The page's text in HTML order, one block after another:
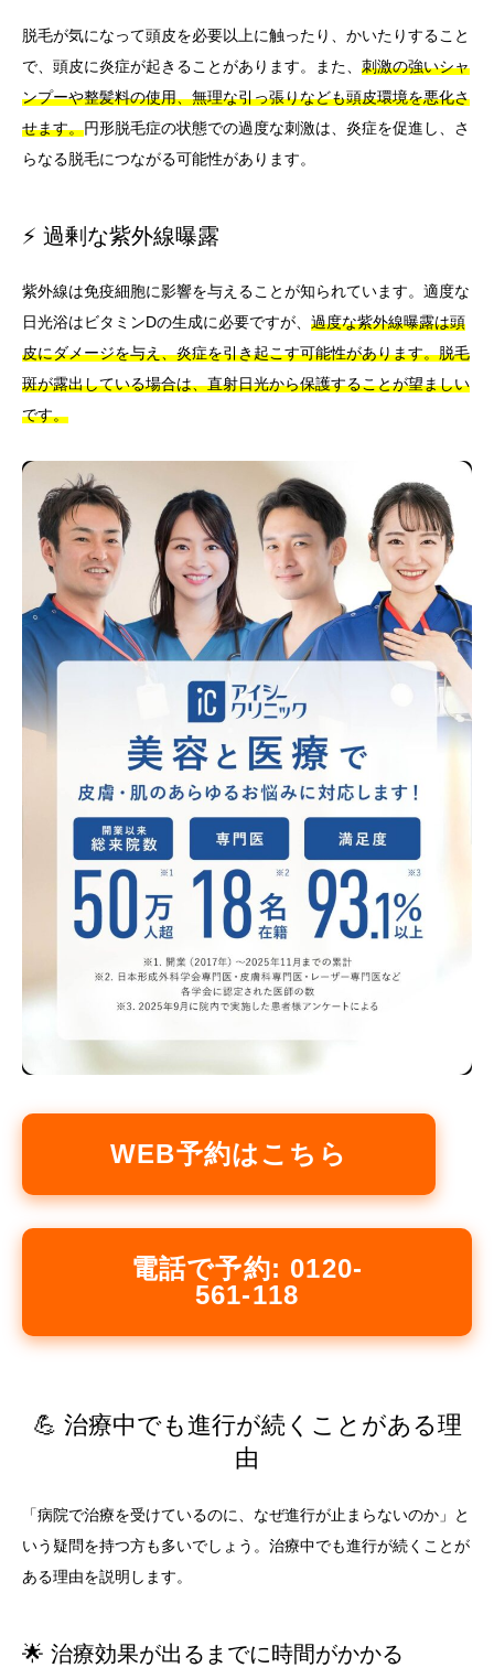
脱毛が気になって頭皮を必要以上に触ったり、かいたりすること
で、頭皮に炎症が起きることがあります。また、 刺激の強いシャ
ンプーや整髪料の使用、無理な引っ張りなども頭皮環境を悪化さ
せます。円形脱毛症の状態での過度な刺激は、炎症を促進し、さ
らなる脱毛につながる可能性があります。
⚡ 過剰な紫外線曝露
紫外線は免疫細胞に影響を与えることが知られています。適度な
日光浴はビタミンDの生成に必要ですが、 過度な紫外線曝露は頭
皮にダメージを与え、炎症を引き起こす可能性があります。脱毛
斑が露出している場合は、直射日光から保護することが望ましい
です。
WEB予約はこちら
電話で予約: 0120-
561-118
💪 治療中でも進行が続くことがある理
由
「病院で治療を受けているのに、なぜ進行が止まらないのか」と
いう疑問を持つ方も多いでしょう。治療中でも進行が続くことが
ある理由を説明します。
🌟 治療効果が出るまでに時間がかかる